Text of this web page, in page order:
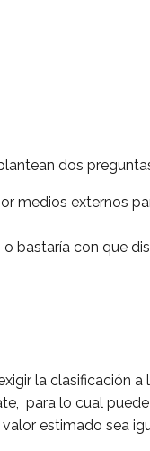
dos
medios externos
bastaría con que
la clasificación a
para lo cual
estimado sea